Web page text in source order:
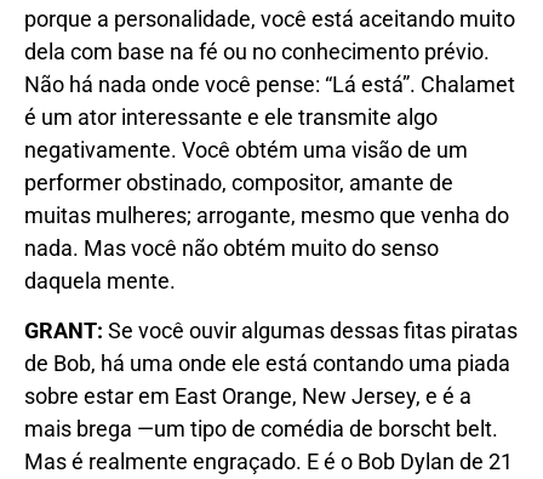
porque a personalidade, você está aceitando muito
dela com base na fé ou no conhecimento prévio.
Não há nada onde você pense: “Lá está”. Chalamet
é um ator interessante e ele transmite algo
negativamente. Você obtém uma visão de um
performer obstinado, compositor, amante de
muitas mulheres; arrogante, mesmo que venha do
nada. Mas você não obtém muito do senso
daquela mente.
GRANT: Se você ouvir algumas dessas fitas piratas
de Bob, há uma onde ele está contando uma piada
sobre estar em East Orange, New Jersey, e é a
mais brega —um tipo de comédia de borscht belt.
Mas é realmente engraçado. E é o Bob Dylan de 21